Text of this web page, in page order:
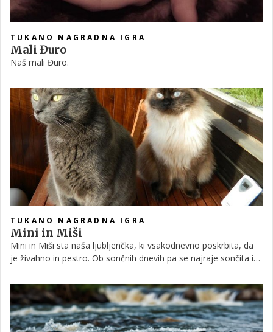
TUKANO NAGRADNA IGRA
Mali Đuro
Naš mali Đuro.
TUKANO NAGRADNA IGRA
Mini in Miši
Mini in Miši sta naša ljubljenčka, ki vsakodnevno poskrbita, da
je živahno in pestro. Ob sončnih dnevih pa se najraje sončita in